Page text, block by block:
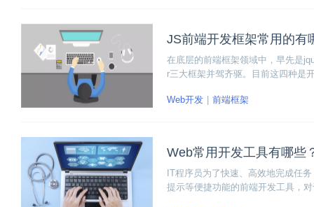
JS前端开发框架常用的有
在底层的前端框架领域中，早先是
r三大框架并驾齐驱。目前这四种是
Web开发 前端框架
Web常用开发工具有哪些
IT程序员为了快速、高效地完成任
提示等便捷功能的前端开发工具，